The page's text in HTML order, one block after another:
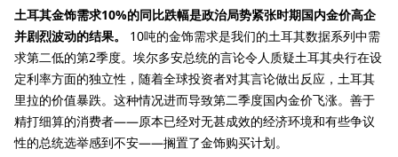
土耳其金饰需求10%的同比跌幅是政治局势紧张时期国内金价高企
并剧烈波动的结果。
10吨的金饰需求是我们的土耳其数据系列中需
求第二低的第2季度。埃尔多安总统的言论令人质疑土耳其央行在设
定利率方面的独立性，随着全球投资者对其言论做出反应，土耳其
里拉的价值暴跌。这种情况进而导致第二季度国内金价飞涨。善于
精打细算的消费者——原本已经对无甚成效的经济环境和有些争议
性的总统选举感到不安——搁置了金饰购买计划。